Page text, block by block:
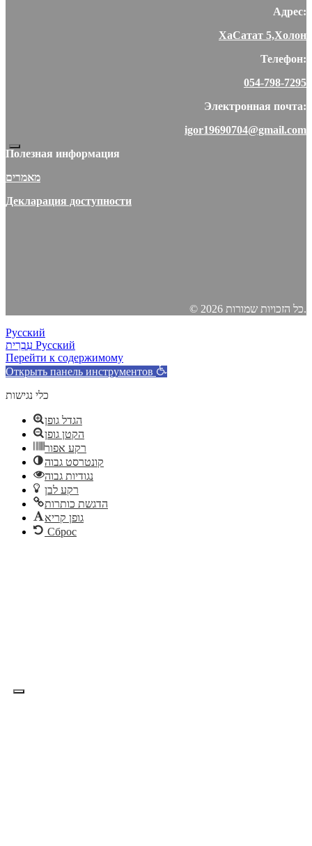
Адрес:
ХаСатат 5,Холон
Телефон:
054-798-7295
Электронная почта:
igor19690704@gmail.com
Полезная информация
מאמרים
Декларация доступности
© 2026 כל הזכויות שמורות.
Русский
Русский
Перейти к содержимому
Открыть панель инструментов
כלי נגישות
הגדל גופן
הקטן גופן
רקע אפור
קונטרסט גבוה
נגודיות גבוה
רקע לבן
הדגשת כותרות
גופן קריא
Сброс